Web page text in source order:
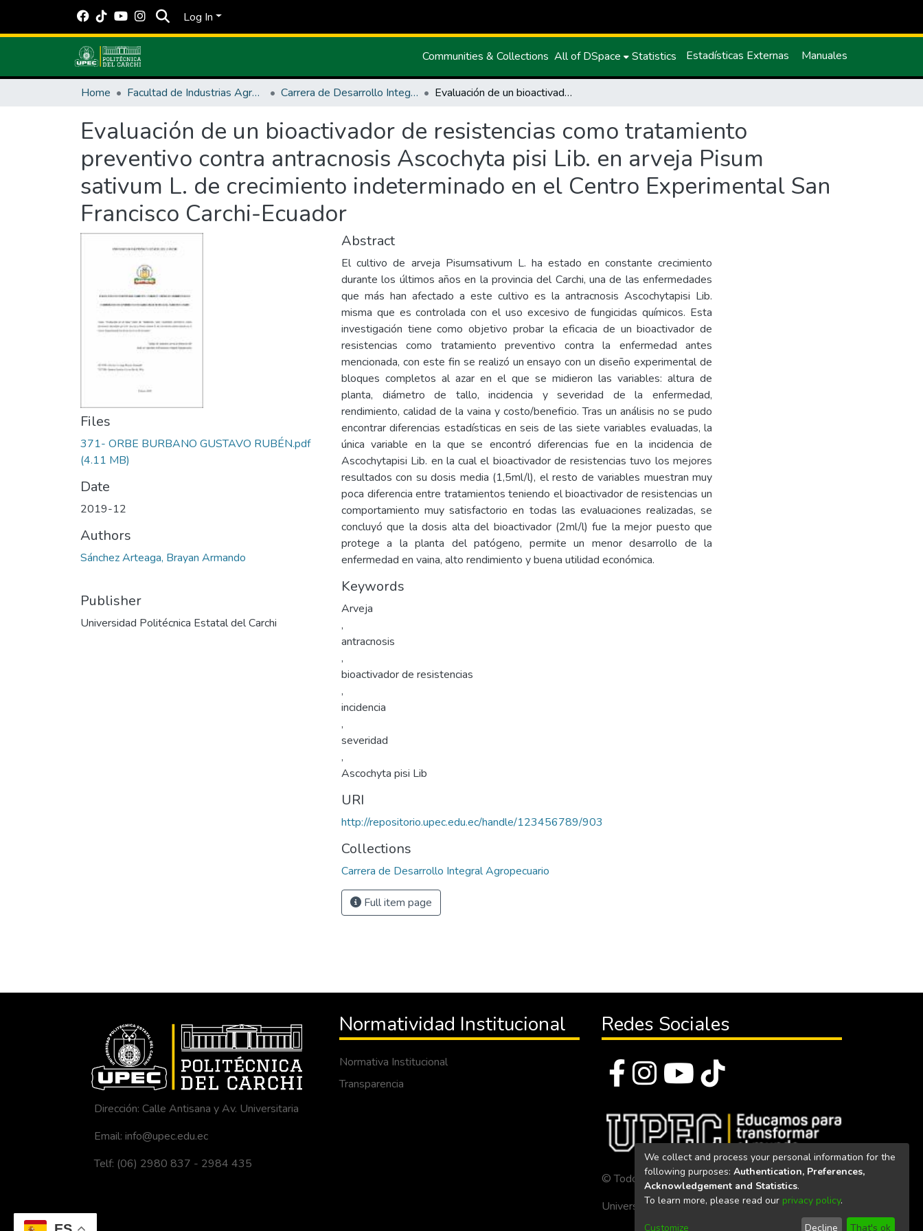
Log In
Communities & Collections All of DSpace Statistics Estadísticas Externas Manuales
Home Facultad de Industrias Agropecuarias y Ciencias Ambientales Carrera de Desarrollo Integral Agropecuario Evaluación de un bioactivador de resistencias como tratamiento preventivo contra antracnosis Ascochyta pisi Lib. en arveja Pisum sativum L. de crecimiento indeterminado en el Centro Experimental San Francisco Carchi-Ecuador
Evaluación de un bioactivador de resistencias como tratamiento
preventivo contra antracnosis Ascochyta pisi Lib. en arveja Pisum
sativum L. de crecimiento indeterminado en el Centro Experimental San
Francisco Carchi-Ecuador
Files
371- ORBE BURBANO GUSTAVO RUBÉN.pdf
(4.11 MB)
Date
2019-12
Authors
Sánchez Arteaga, Brayan Armando
Publisher
Universidad Politécnica Estatal del Carchi
Abstract
El cultivo de arveja Pisumsativum L. ha estado en constante crecimiento
durante los últimos años en la provincia del Carchi, una de las enfermedades
que más han afectado a este cultivo es la antracnosis Ascochytapisi Lib.
misma que es controlada con el uso excesivo de fungicidas químicos. Esta
investigación tiene como objetivo probar la eficacia de un bioactivador de
resistencias como tratamiento preventivo contra la enfermedad antes
mencionada, con este fin se realizó un ensayo con un diseño experimental de
bloques completos al azar en el que se midieron las variables: altura de
planta, diámetro de tallo, incidencia y severidad de la enfermedad,
rendimiento, calidad de la vaina y costo/beneficio. Tras un análisis no se pudo
encontrar diferencias estadísticas en seis de las siete variables evaluadas, la
única variable en la que se encontró diferencias fue en la incidencia de
Ascochytapisi Lib. en la cual el bioactivador de resistencias tuvo los mejores
resultados con su dosis media (1,5ml/l), el resto de variables muestran muy
poca diferencia entre tratamientos teniendo el bioactivador de resistencias un
comportamiento muy satisfactorio en todas las evaluaciones realizadas, se
concluyó que la dosis alta del bioactivador (2ml/l) fue la mejor puesto que
protege a la planta del patógeno, permite un menor desarrollo de la
enfermedad en vaina, alto rendimiento y buena utilidad económica.
Keywords
Arveja
,
antracnosis
,
bioactivador de resistencias
,
incidencia
,
severidad
,
Ascochyta pisi Lib
URI
http://repositorio.upec.edu.ec/handle/123456789/903
Collections
Carrera de Desarrollo Integral Agropecuario
Full item page
Dirección: Calle Antisana y Av. Universitaria
Email: info@upec.edu.ec
Telf: (06) 2980 837 - 2984 435
Normatividad Institucional
Normativa Institucional
Transparencia
Redes Sociales
© Todos los derechos reservados 2023
Universidad Politécnica Estatal del Carchi
We collect and process your personal information for the
following purposes: Authentication, Preferences,
Acknowledgement and Statistics.
To learn more, please read our privacy policy.
Customize Decline That's ok